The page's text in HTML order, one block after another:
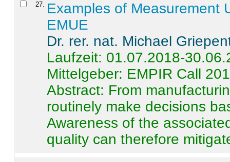
27. Examples of Measurement
EMUE
Dr. rer. nat. Michael
Laufzeit: 01.07.2018-
Mittelgeber: EMPIR Call
Abstract: From
routinely make decisions
Awareness of the
quality can therefore